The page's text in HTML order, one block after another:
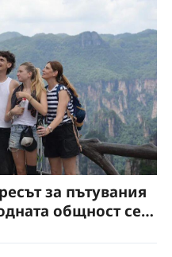
за пътувания
общност се